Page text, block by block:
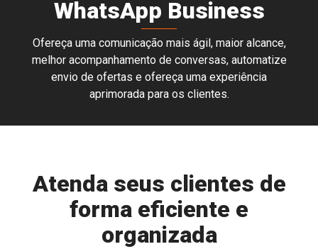
WhatsApp Business
Ofereça uma comunicação mais ágil, maior alcance,
melhor acompanhamento de conversas, automatize
envio de ofertas e ofereça uma experiência
aprimorada para os clientes.
Atenda seus clientes de
forma eficiente e
organizada